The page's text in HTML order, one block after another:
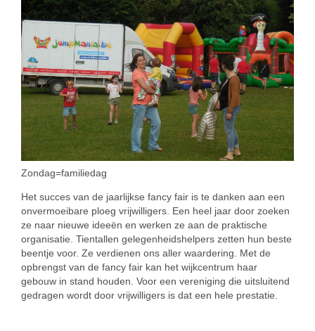
Zondag=familiedag
Het succes van de jaarlijkse fancy fair is te danken aan een
onvermoeibare ploeg vrijwilligers. Een heel jaar door zoeken
ze naar nieuwe ideeën en werken ze aan de praktische
organisatie. Tientallen gelegenheidshelpers zetten hun beste
beentje voor. Ze verdienen ons aller waardering. Met de
opbrengst van de fancy fair kan het wijkcentrum haar
gebouw in stand houden. Voor een vereniging die uitsluitend
gedragen wordt door vrijwilligers is dat een hele prestatie.